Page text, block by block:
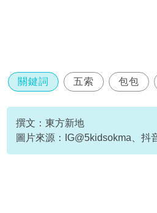
關鍵詞 五索 包包
撰文：東方新地
圖片來源：IG@5kidsokma、抖
資料或影片來源：原文刊於新假